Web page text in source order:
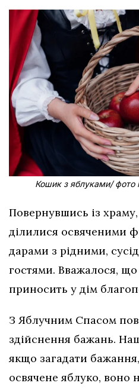
Кошик з яблуками/ фото
Повернувшись із
ділилися освяченими
дарами з рідними,
гостями. Вважалося, що
приносить у дім
З Яблучним Спасом
здійснення бажань.
якщо загадати
освячене яблуко, воно